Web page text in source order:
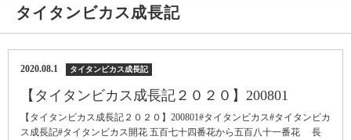
タイタンビカス成長記
2020.08.1 タイタンビカス成長記
【タイタンビカス成長記２０２０】200801
【タイタンビカス成長記２０２０】200801#タイタンビカス#タイタンビカ
ス成長記#タイタンビカス開花 五百七十四番花から五百八十一番花 長